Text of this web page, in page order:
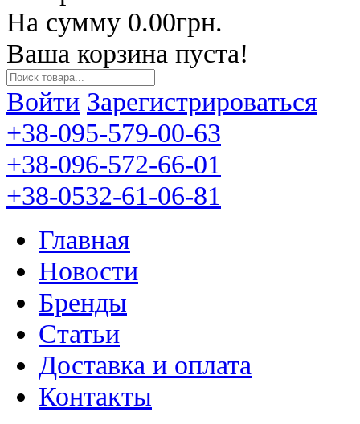
На сумму 0.00грн.
Ваша корзина пуста!
Войти Зарегистрироваться
+38-095-579-00-63
+38-096-572-66-01
+38-0532-61-06-81
Главная
Новости
Бренды
Статьи
Доставка и оплата
Контакты